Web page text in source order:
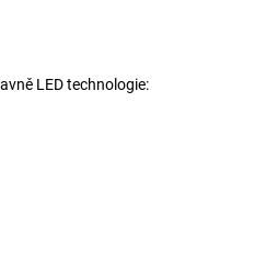
LED technologie: